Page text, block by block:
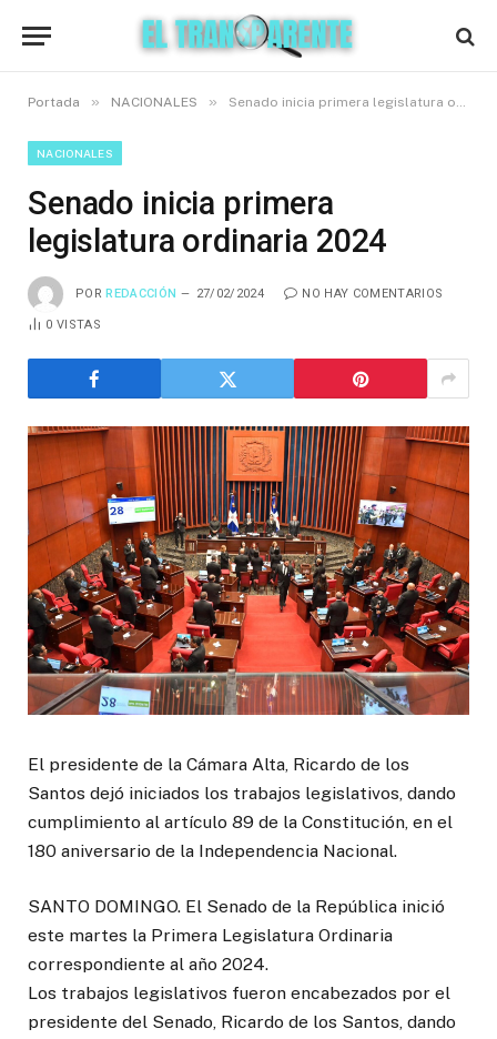
Portada » NACIONALES » Senado inicia primera legislatura ordinaria 2024
NACIONALES
Senado inicia primera
legislatura ordinaria 2024
POR REDACCIÓN 27/02/2024 NO HAY COMENTARIOS
0VISTAS
El presidente de la Cámara Alta, Ricardo de los
Santos dejó iniciados los trabajos legislativos, dando
cumplimiento al artículo 89 de la Constitución, en el
180 aniversario de la Independencia Nacional.
SANTO DOMINGO. El Senado de la República inició
este martes la Primera Legislatura Ordinaria
correspondiente al año 2024.
Los trabajos legislativos fueron encabezados por el
presidente del Senado, Ricardo de los Santos, dando